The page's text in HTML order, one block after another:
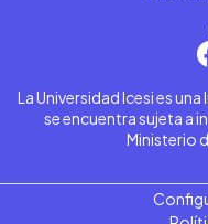
La Universidad Icesi es
se encuentra sujeta a
Ministerio